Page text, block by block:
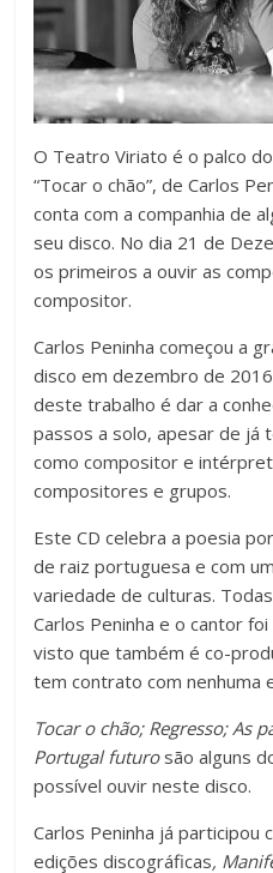
O Teatro Viriato é o palco
“Tocar o chão”, de Carlos
conta com a companhia de
seu disco. No dia 21 de
os primeiros a ouvir as
compositor.
Carlos Peninha começou a
disco em dezembro de
deste trabalho é dar a
passos a solo, apesar de já
como compositor e
compositores e grupos.
Este CD celebra a poesia
de raiz portuguesa e com
variedade de culturas.
Carlos Peninha e o cantor
visto que também é co-
tem contrato com nenhuma
Tocar o chão; Regresso; As
Portugal futurosão alguns
possível ouvir neste disco.
Carlos Peninha já
edições discográficas,